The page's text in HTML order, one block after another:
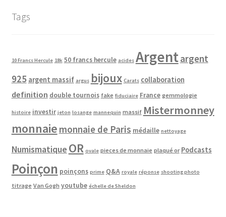
Tags
10 Francs Hercule 18k 50 francs hercule acides Argentargent
925 argent massif argus bijoux Carats collaboration
definition double tournois fake fiduciaire France gemmologie
histoire investir jeton losange mannequin massif Mistermonney
monnaie monnaie de Paris médaille nettoyage
Numismatique OR ovale pieces de monnaie plaqué or Podcasts
Poinçon poinçons prime Q&A royale réponse shooting photo
titrage Van Gogh youtube échelle de Sheldon